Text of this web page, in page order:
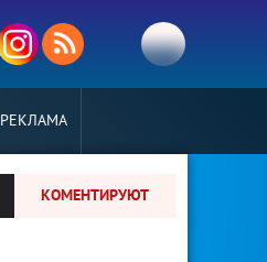
РЕКЛАМА
КОМЕНТИРУЮТ